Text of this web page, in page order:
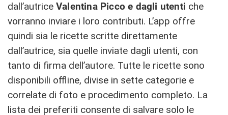
dall’autrice Valentina Picco e dagli utenti che
vorranno inviare i loro contributi. L’app offre
quindi sia le ricette scritte direttamente
dall’autrice, sia quelle inviate dagli utenti, con
tanto di firma dell’autore. Tutte le ricette sono
disponibili offline, divise in sette categorie e
correlate di foto e procedimento completo. La
lista dei preferiti consente di salvare solo le